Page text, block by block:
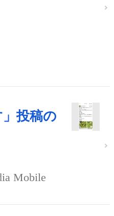
」投稿の
Mobile